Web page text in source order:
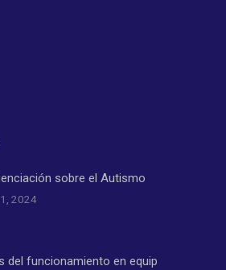
sobre el Autismo
2024
del funcionamiento en equip